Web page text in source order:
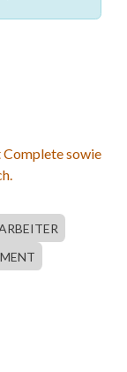
sowie